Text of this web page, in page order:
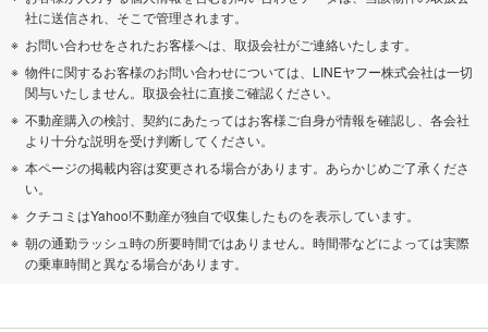
社に送信され、そこで管理されます。
お問い合わせをされたお客様へは、取扱会社がご連絡いたします。
物件に関するお客様のお問い合わせについては、LINEヤフー株式会社は一切
関与いたしません。取扱会社に直接ご確認ください。
不動産購入の検討、契約にあたってはお客様ご自身が情報を確認し、各会社
より十分な説明を受け判断してください。
本ページの掲載内容は変更される場合があります。あらかじめご了承くださ
い。
クチコミはYahoo!不動産が独自で収集したものを表示しています。
朝の通勤ラッシュ時の所要時間ではありません。時間帯などによっては実際
の乗車時間と異なる場合があります。